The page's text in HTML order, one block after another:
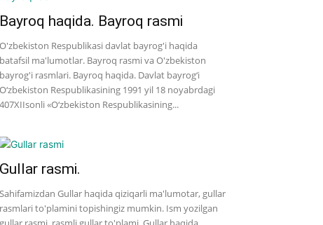
Bayroq haqida. Bayroq rasmi
O'zbekiston Respublikasi davlat bayrog'i haqida
batafsil ma'lumotlar. Bayroq rasmi va O'zbekiston
bayrog'i rasmlari. Bayroq haqida. Davlat bayrog‘i
O‘zbekiston Respublikasining 1991 yil 18 noyabrdagi
407­XII­sonli «O‘zbekiston Respublikasining...
Gullar rasmi.
Sahifamizdan Gullar haqida qiziqarli ma'lumotar, gullar
rasmlari to'plamini topishingiz mumkin. Ism yozilgan